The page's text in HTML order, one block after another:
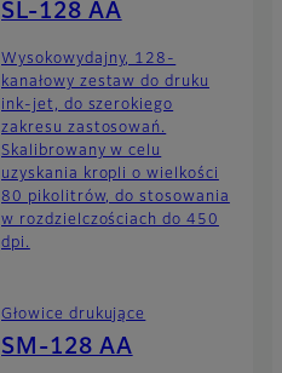
SL-128 AA
Wysokowydajny, 128-
kanałowy zestaw do druku
ink-jet, do szerokiego
zakresu zastosowań.
Skalibrowany w celu
uzyskania kropli o wielkości
80 pikolitrów, do stosowania
w rozdzielczościach do 450
dpi.
Głowice drukujące
SM-128 AA